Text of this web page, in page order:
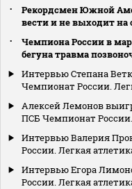
Рекордсмен Южной
вести и не выходит на
Чемпиона России в
бегуна травма
Интервью Степана
Чемпионат России.
Алексей Лемонов
ПСБ Чемпионат
Интервью Валерия
России. Легкая
Интервью Егора
России. Легкая